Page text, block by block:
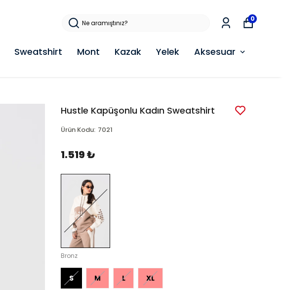
Sweatshirt Mont Kazak Yelek Aksesuar
0
Hustle Kapüşonlu Kadın Sweatshirt
Ürün Kodu: 7021
1.519 ₺
Bronz
S M L XL